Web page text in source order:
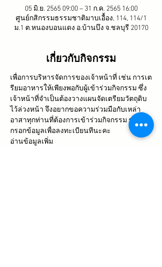
05 มิ.ย. 2565 09:00 – 31 ก.ค. 2565 16:00
ศูนย์กสิกรรมธรรมชาติมาบเอื้อง​, 114, 114/1
ม.1 ต.หนองบอนแดง อ.บ้านบึง จ.ชลบุรี 20170
เกี่ยวกับกิจกรรม
เพื่อการบริหารจัดการของเจ้าหน้าที่ เช่น การเต
รียมอาหารให้เพียงพอกับผู้เข้าร่วมกิจกรรม ซึ่ง
เจ้าหน้าที่จำเป็นต้องวางแผนจัดเตรียมวัตถุดิบ
ไว้ล่วงหน้า จึงอยากขอความร่วมมือกับเหล่า
อาสาทุกท่านที่ต้องการเข้าร่วมกิจกรรม รบกวน
กรอกข้อมูลเพื่อลงทะเบียนทีนะคะ
อ่านข้อมูลเพิ่ม